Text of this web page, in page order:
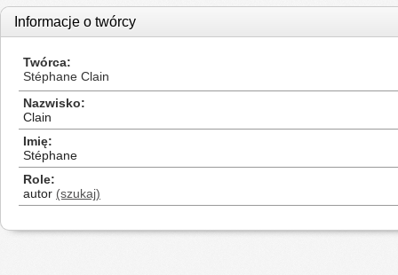
Informacje o twórcy
Twórca
Stéphane Clain
Nazwisko
Clain
Imię
Stéphane
Role
autor (szukaj)